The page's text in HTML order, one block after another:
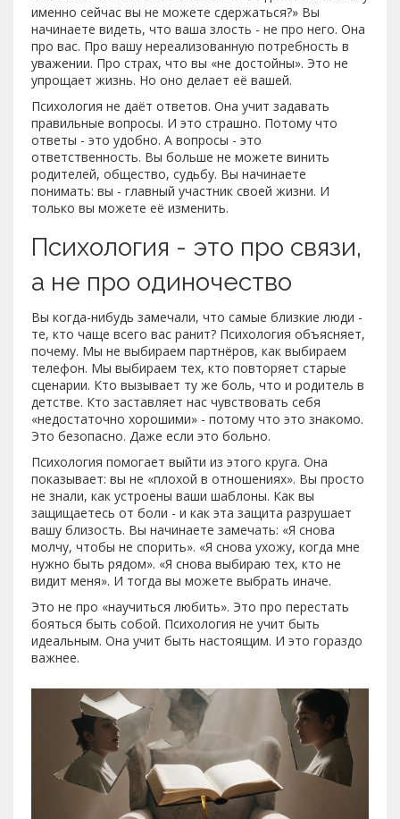
именно сейчас вы не можете сдержаться?» Вы
начинаете видеть, что ваша злость - не про него. Она
про вас. Про вашу нереализованную потребность в
уважении. Про страх, что вы «не достойны». Это не
упрощает жизнь. Но оно делает её вашей.
Психология не даёт ответов. Она учит задавать
правильные вопросы. И это страшно. Потому что
ответы - это удобно. А вопросы - это
ответственность. Вы больше не можете винить
родителей, общество, судьбу. Вы начинаете
понимать: вы - главный участник своей жизни. И
только вы можете её изменить.
Психология - это про связи,
а не про одиночество
Вы когда-нибудь замечали, что самые близкие люди -
те, кто чаще всего вас ранит? Психология объясняет,
почему. Мы не выбираем партнёров, как выбираем
телефон. Мы выбираем тех, кто повторяет старые
сценарии. Кто вызывает ту же боль, что и родитель в
детстве. Кто заставляет нас чувствовать себя
«недостаточно хорошими» - потому что это знакомо.
Это безопасно. Даже если это больно.
Психология помогает выйти из этого круга. Она
показывает: вы не «плохой в отношениях». Вы просто
не знали, как устроены ваши шаблоны. Как вы
защищаетесь от боли - и как эта защита разрушает
вашу близость. Вы начинаете замечать: «Я снова
молчу, чтобы не спорить». «Я снова ухожу, когда мне
нужно быть рядом». «Я снова выбираю тех, кто не
видит меня». И тогда вы можете выбрать иначе.
Это не про «научиться любить». Это про перестать
бояться быть собой. Психология не учит быть
идеальным. Она учит быть настоящим. И это гораздо
важнее.